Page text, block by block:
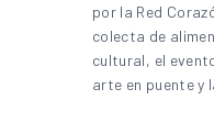
por la Red
colecta de
cultural, el
arte en puente y